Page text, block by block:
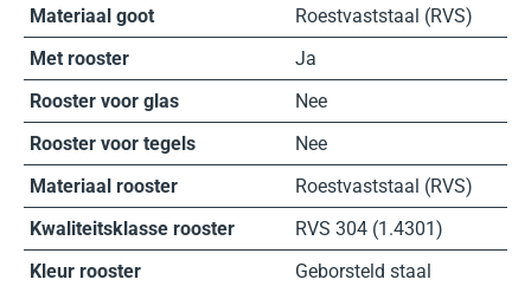
Materiaal goot
Roestvaststaal (RVS)
Met rooster
Ja
Rooster voor glas
Nee
Rooster voor tegels
Nee
Materiaal rooster
Roestvaststaal (RVS)
Kwaliteitsklasse rooster
RVS 304 (1.4301)
Kleur rooster
Geborsteld staal